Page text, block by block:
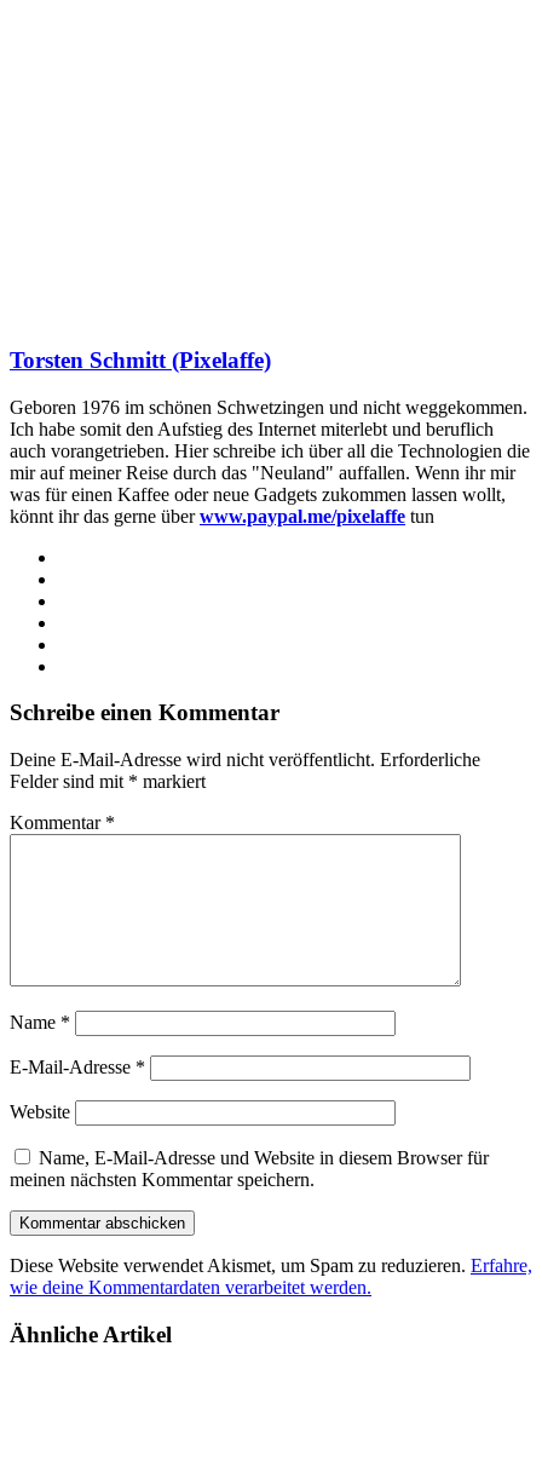
Torsten Schmitt (Pixelaffe)
Geboren 1976 im schönen Schwetzingen und nicht weggekommen.
Ich habe somit den Aufstieg des Internet miterlebt und beruflich
auch vorangetrieben. Hier schreibe ich über all die Technologien die
mir auf meiner Reise durch das "Neuland" auffallen. Wenn ihr mir
was für einen Kaffee oder neue Gadgets zukommen lassen wollt,
könnt ihr das gerne überwww.paypal.me/pixelaffe tun
Schreibe einen Kommentar
Deine E-Mail-Adresse wird nicht veröffentlicht. Erforderliche
Felder sind mit * markiert
Kommentar *
Name *
E-Mail-Adresse *
Website
Name, E-Mail-Adresse und Website in diesem Browser für
meinen nächsten Kommentar speichern.
Diese Website verwendet Akismet, um Spam zu reduzieren. Erfahre,
wie deine Kommentardaten verarbeitet werden.
Ähnliche Artikel